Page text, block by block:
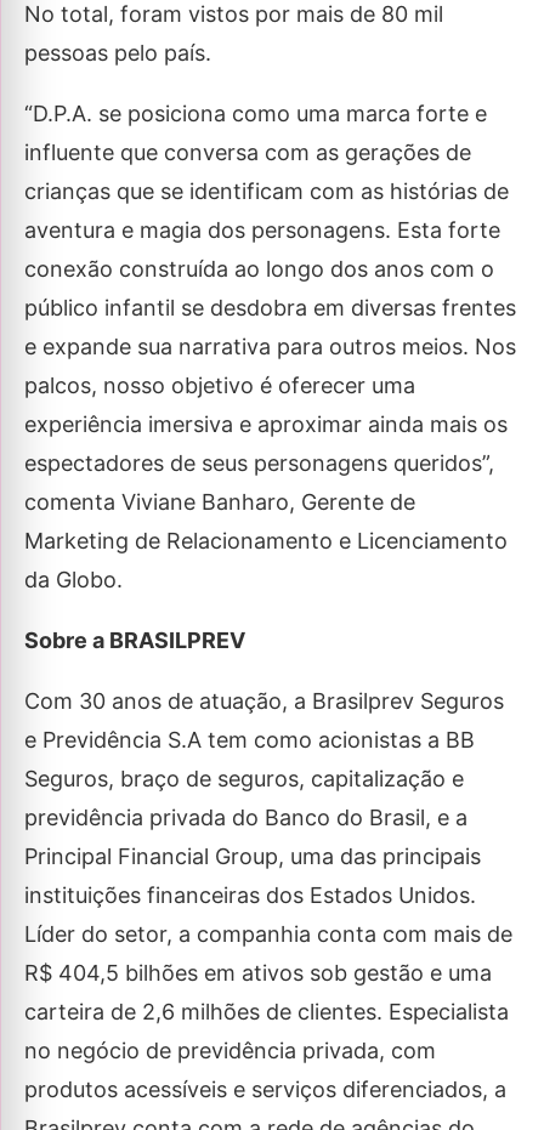
No total, foram vistos por mais de 80 mil
pessoas pelo país.
“D.P.A. se posiciona como uma marca forte e
influente que conversa com as gerações de
crianças que se identificam com as histórias de
aventura e magia dos personagens. Esta forte
conexão construída ao longo dos anos com o
público infantil se desdobra em diversas frentes
e expande sua narrativa para outros meios. Nos
palcos, nosso objetivo é oferecer uma
experiência imersiva e aproximar ainda mais os
espectadores de seus personagens queridos”,
comenta Viviane Banharo, Gerente de
Marketing de Relacionamento e Licenciamento
da Globo.
Sobre a BRASILPREV
Com 30 anos de atuação, a Brasilprev Seguros
e Previdência S.A tem como acionistas a BB
Seguros, braço de seguros, capitalização e
previdência privada do Banco do Brasil, e a
Principal Financial Group, uma das principais
instituições financeiras dos Estados Unidos.
Líder do setor, a companhia conta com mais de
R$ 404,5 bilhões em ativos sob gestão e uma
carteira de 2,6 milhões de clientes. Especialista
no negócio de previdência privada, com
produtos acessíveis e serviços diferenciados, a